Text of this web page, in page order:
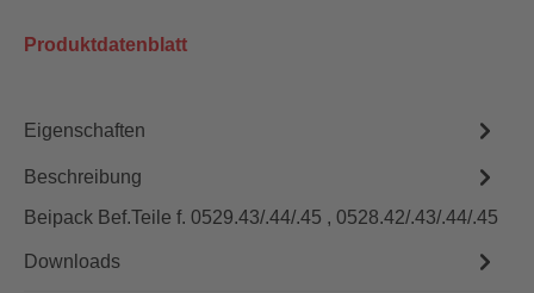
Produktdatenblatt
Eigenschaften
Beschreibung
Beipack Bef.Teile f. 0529.43/.44/.45 , 0528.42/.43/.44/.45
Downloads